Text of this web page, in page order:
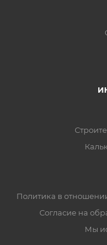
Политика в
Согласие на
Мы